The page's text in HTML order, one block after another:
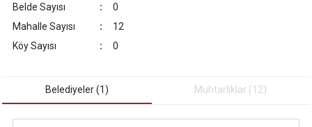
Bekilli
Beyağaç
Bozkurt
Merkezefendi
Belde Sayısı
:
0
Mahalle Sayısı
:
12
Köy Sayısı
: 0
Belediyeler (1) Muhtarliklar (12)